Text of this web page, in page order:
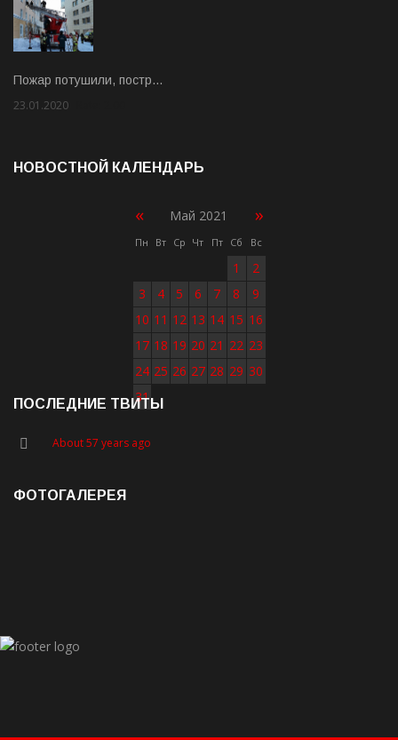
Пожар потушили, постр…
23.01.2020
НОВОСТНОЙ КАЛЕНДАРЬ
« Май 2021 »
Пн Вт Ср Чт Пт Сб Вс
1
2
3
4 5 6 7 8
9
10 11 12 13 14 15 16
17 18 19 20 21 22 23
24 25 26 27 28 29 30
31
ПОСЛЕДНИЕ ТВИТЫ
About 57 years ago
ФОТОГАЛЕРЕЯ